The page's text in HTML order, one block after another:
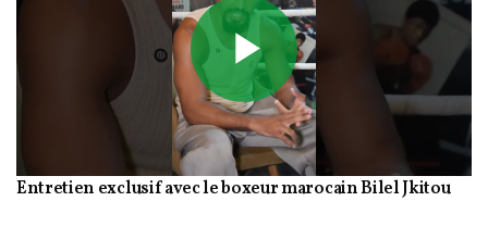
Play
Video
Entretien exclusif avec le boxeur marocain Bilel Jkitou